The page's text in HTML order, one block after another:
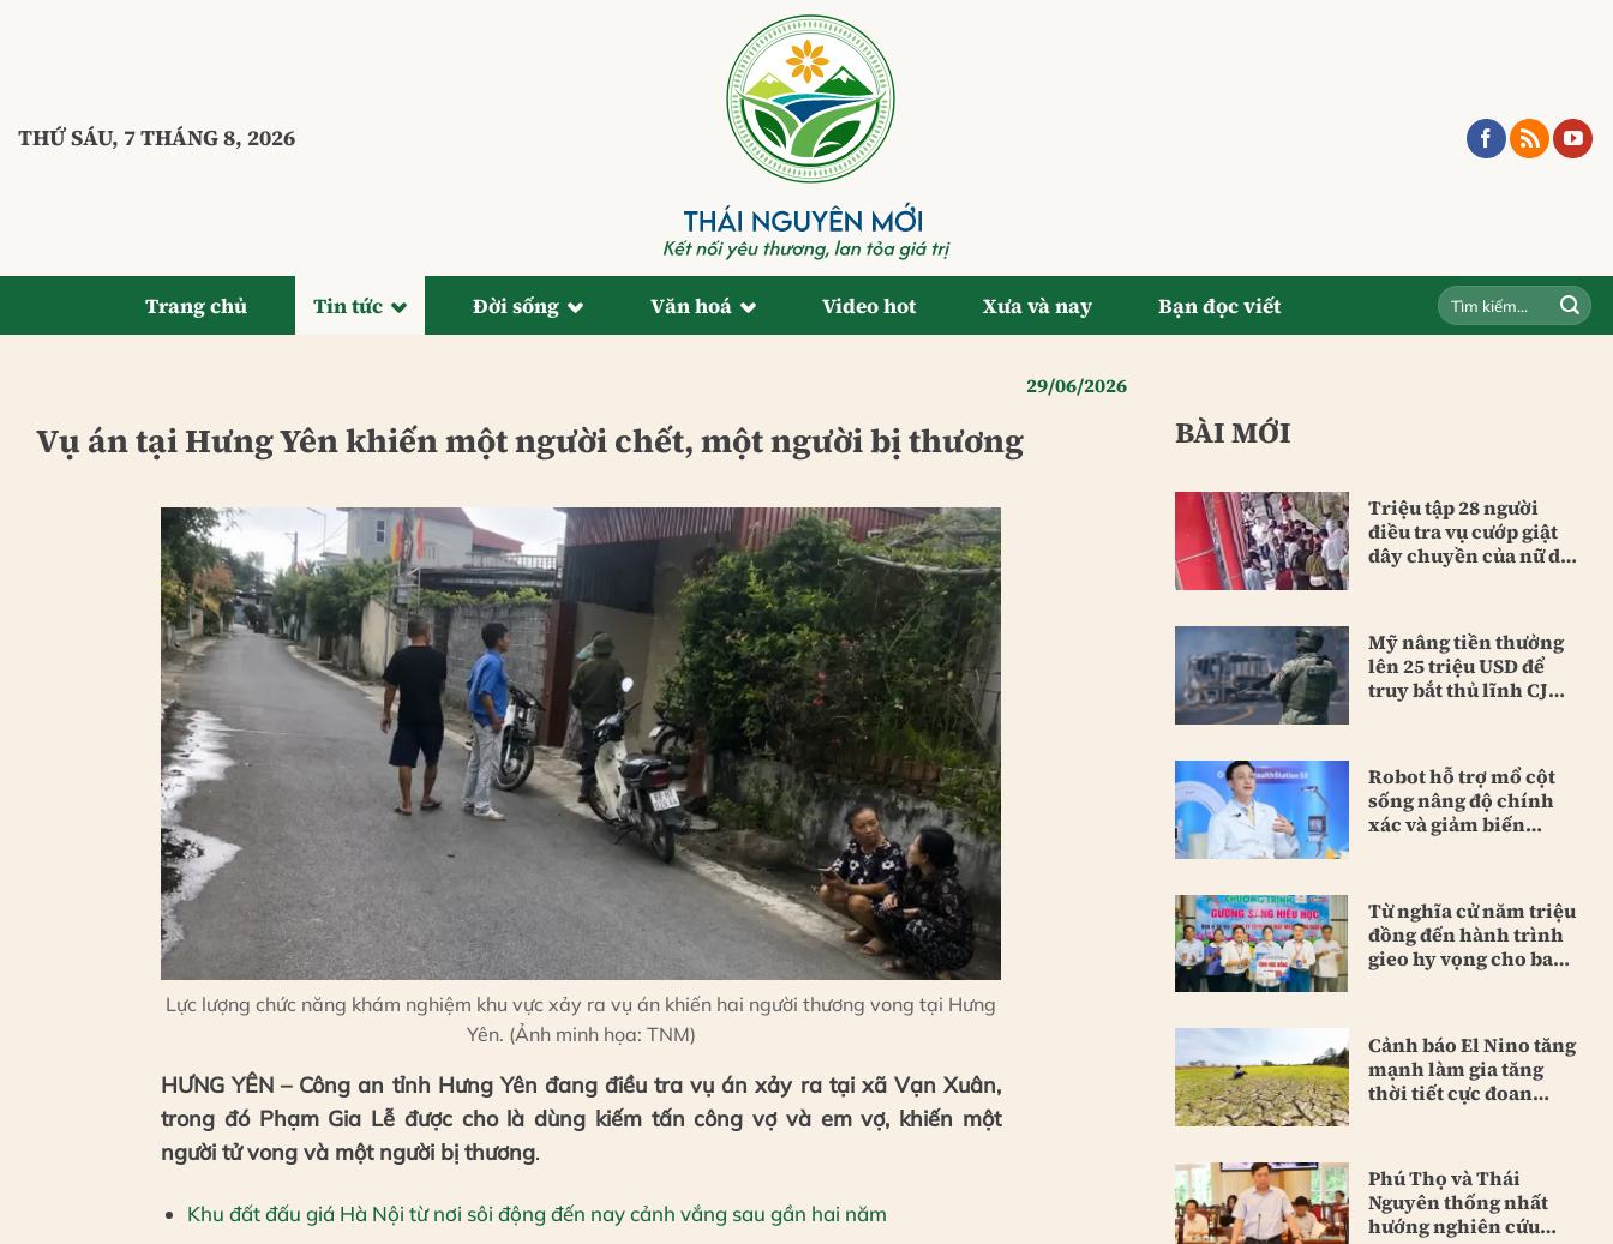
THỨ SÁU, 7 THÁNG 8, 2026
Trang chủ Tin tức Đời sống Văn hoá Video hot Xưa và nay Bạn đọc viết
29/06/2026
Vụ án tại Hưng Yên khiến một người chết, một người bị thương
Lực lượng chức năng khám nghiệm khu vực xảy ra vụ án khiến hai người thương vong tại Hưng
Yên. (Ảnh minh họa: TNM)
HƯNG YÊN – Công an tỉnh Hưng Yên đang điều tra vụ án xảy ra tại xã Vạn Xuân,
trong đó Phạm Gia Lễ được cho là dùng kiếm tấn công vợ và em vợ, khiến một
người tử vong và một người bị thương.
Khu đất đấu giá Hà Nội từ nơi sôi động đến nay cảnh vắng sau gần hai năm
BÀI MỚI
Triệu tập 28 người
điều tra vụ cướp giật
dây chuyền của nữ du
Mỹ nâng tiền thưởng
lên 25 triệu USD để
truy bắt thủ lĩnh CJNG
Robot hỗ trợ mổ cột
sống nâng độ chính
xác và giảm biến
Từ nghĩa cử năm triệu
đồng đến hành trình
gieo hy vọng cho bao
Cảnh báo El Nino tăng
mạnh làm gia tăng
thời tiết cực đoan
Phú Thọ và Thái
Nguyên thống nhất
hướng nghiên cứu